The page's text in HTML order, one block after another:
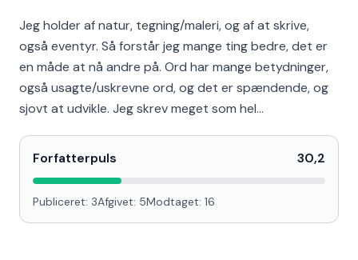
Jeg holder af natur, tegning/maleri, og af at skrive,
også eventyr. Så forstår jeg mange ting bedre, det er
en måde at nå andre på. Ord har mange betydninger,
også usagte/uskrevne ord, og det er spændende, og
sjovt at udvikle. Jeg skrev meget som hel…
Forfatterpuls 30,2
Publiceret: 3Afgivet: 5Modtaget: 16